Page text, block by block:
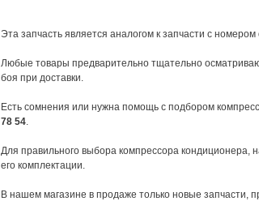
Эта запчасть является аналогом к запчасти с
Любые товары предварительно тщательно
боя при доставки.
Есть сомнения или нужна помощь с подбором
78 54.
Для правильного выбора компрессора кондиционера,
его комплектации.
В нашем магазине в продаже только новые запчасти,